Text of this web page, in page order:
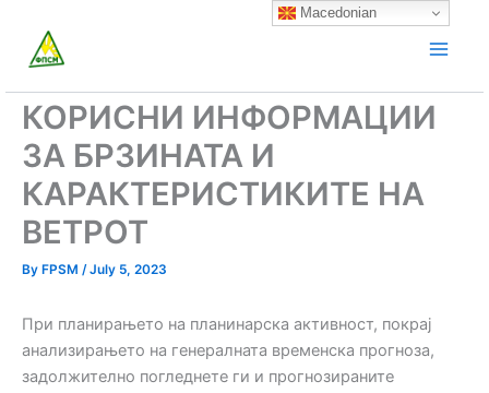
content
КОРИСНИ ИНФОРМАЦИИ
ЗА БРЗИНАТА И
КАРАКТЕРИСТИКИТЕ НА
ВЕТРОТ
By FPSM /July 5, 2023
При планирањето на планинарска активност, покрај
анализирањето на генералната временска прогноза,
задолжително погледнете ги и прогнозираните
Macedonian